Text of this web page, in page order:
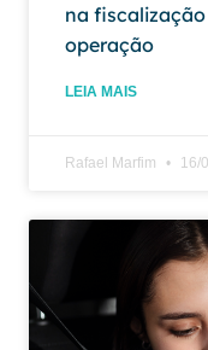
na
operação
LEIA MAIS
Rafael Marfim 16/